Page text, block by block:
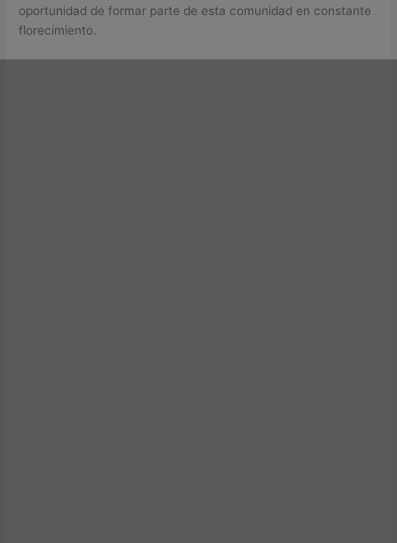
oportunidad de formar parte de esta comunidad en constante
florecimiento.